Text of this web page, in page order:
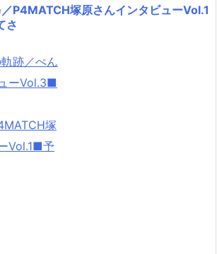
P4MATCH塚原さんインタビューVol.1
さ
跡／ぺん
ーVol.3■
塚
Vol.1■予